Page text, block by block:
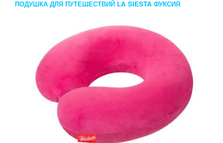
ПОДУШКА ДЛЯ ПУТЕШЕСТВИЙ LA SIESTA ФУКСИЯ